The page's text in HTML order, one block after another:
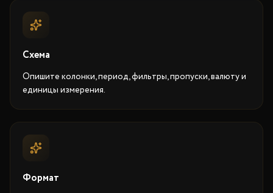
Схема
Опишите колонки, период, фильтры, пропуски, валюту и
единицы измерения.
Формат